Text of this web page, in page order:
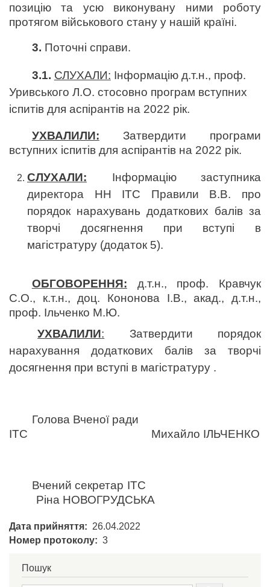
позицію та усю виконувану ними роботу
протягом військового стану у нашій країні.
3. Поточні справи.
3.1. СЛУХАЛИ: Інформацію д.т.н., проф.
Уривського Л.О. стосовно програм вступних
іспитів для аспірантів на 2022 рік.
УХВАЛИЛИ: Затвердити програми
вступних іспитів для аспірантів на 2022 рік.
СЛУХАЛИ:
Інформацію заступника
директора НН ІТС Правили В.В. про
порядок нарахувань додаткових балів за
творчі досягнення при вступі в
магістратуру (додаток 5).
ОБГОВОРЕННЯ: д.т.н., проф. Кравчук
С.О., к.т.н., доц. Кононова І.В., акад., д.т.н.,
проф. Ільченко М.Ю.
УХВАЛИЛИ:
Затвердити порядок
нарахування додаткових балів за творчі
досягнення при вступі в магістратуру .
Голова Вченої ради
ІТС Михайло ІЛЬЧЕНКО
Вчений секретар ІТС
Ріна НОВОГРУДСЬКА
Дата прийняття
26.04.2022
Номер протоколу
3
Пошук